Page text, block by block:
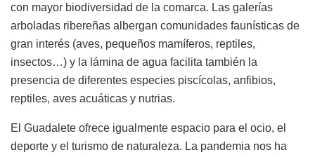
con mayor biodiversidad de la comarca. Las galerías
arboladas ribereñas albergan comunidades faunísticas de
gran interés (aves, pequeños mamíferos, reptiles,
insectos…) y la lámina de agua facilita también la
presencia de diferentes especies piscícolas, anfibios,
reptiles, aves acuáticas y nutrias.
El Guadalete ofrece igualmente espacio para el ocio, el
deporte y el turismo de naturaleza. La pandemia nos ha